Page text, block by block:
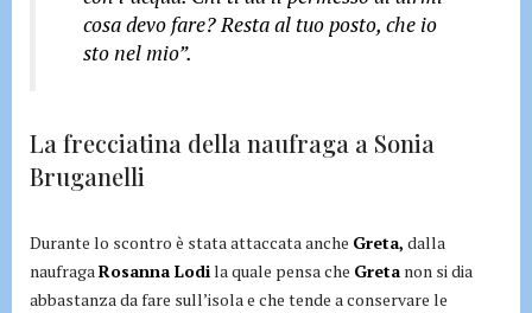
cosa devo fare? Resta al tuo posto, che io
sto nel mio”.
La frecciatina della naufraga a Sonia
Bruganelli
Durante lo scontro è stata attaccata anche Greta, dalla
naufragaRosanna Lodila quale pensa che Greta non si dia
abbastanza da fare sull’isola e che tende a conservare le